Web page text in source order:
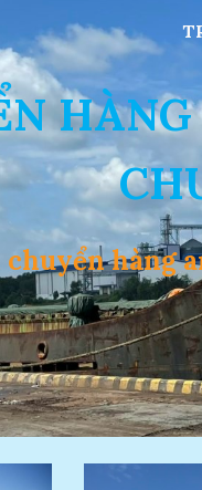
Skip to main content
chuyển hàng